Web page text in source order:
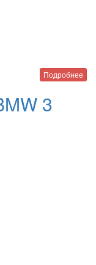
Подробнее
3